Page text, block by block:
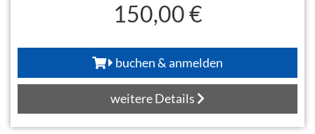
150,00 €
buchen & anmelden
weitere Details